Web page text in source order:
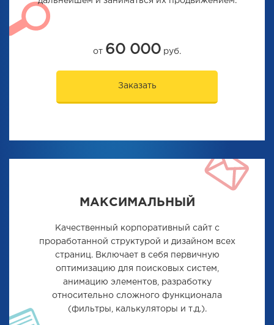
от 60 000 руб.
Заказать
МАКСИМАЛЬНЫЙ
Качественный корпоративный сайт с
проработанной структурой и дизайном всех
страниц. Включает в себя первичную
оптимизацию для поисковых систем,
анимацию элементов, разработку
относительно сложного функционала
(фильтры, калькуляторы и т.д.).